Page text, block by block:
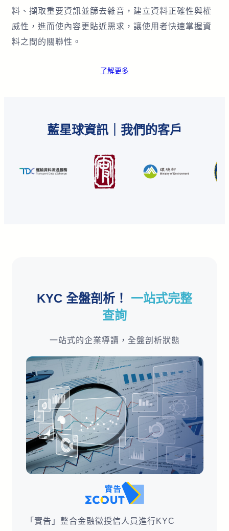
料、擷取重要資訊並篩去雜音，建立資料正確性與權
威性，進而使內容更貼近需求，讓使用者快速掌握資
料之間的關聯性。
了解更多
藍星球資訊｜我們的客戶
KYC 全盤剖析！ 一站式完整
查詢
一站式的企業導讀，全盤剖析狀態
「實告」整合金融徵授信人員進行KYC